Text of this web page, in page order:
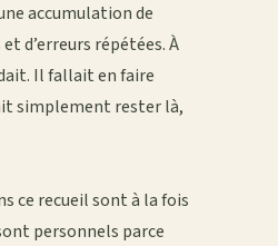
accumulation de
d’erreurs répétées. À
Il fallait en faire
simplement rester là,
ce recueil sont à la fois
personnels parce